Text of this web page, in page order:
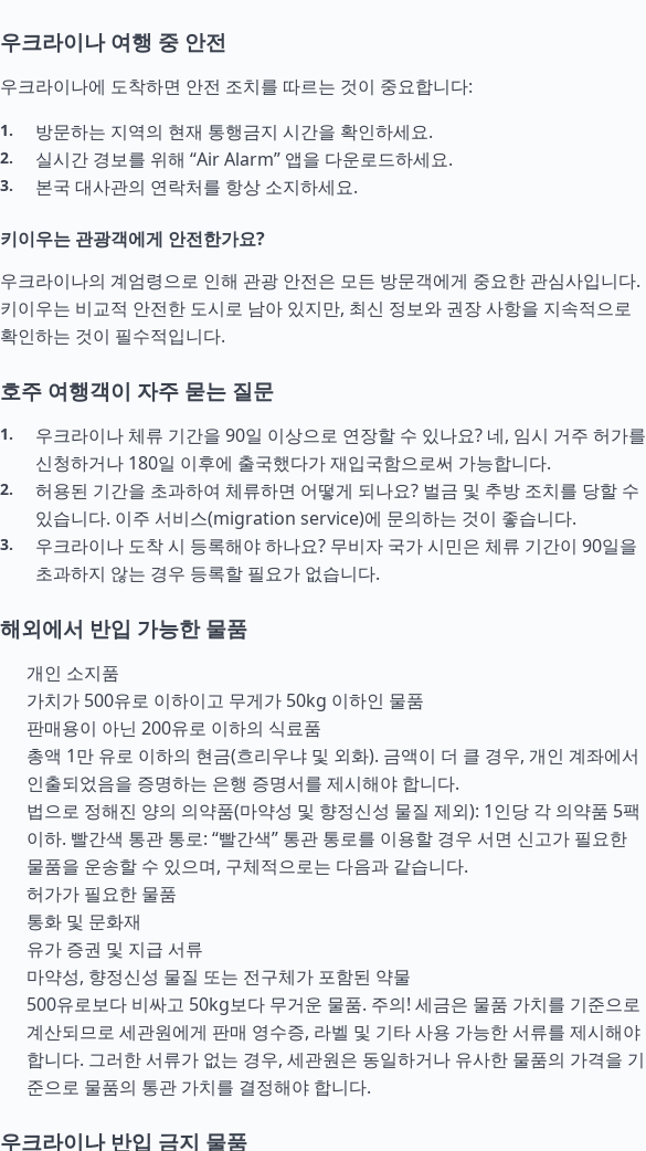
우크라이나 여행 중 안전
우크라이나에 도착하면 안전 조치를 따르는 것이 중요합니다:
방문하는 지역의 현재 통행금지 시간을 확인하세요.
실시간 경보를 위해 “Air Alarm” 앱을 다운로드하세요.
본국 대사관의 연락처를 항상 소지하세요.
키이우는 관광객에게 안전한가요?
우크라이나의 계엄령으로 인해 관광 안전은 모든 방문객에게 중요한 관심사입니다.
키이우는 비교적 안전한 도시로 남아 있지만, 최신 정보와 권장 사항을 지속적으로
확인하는 것이 필수적입니다.
호주 여행객이 자주 묻는 질문
우크라이나 체류 기간을 90일 이상으로 연장할 수 있나요? 네, 임시 거주 허가를
신청하거나 180일 이후에 출국했다가 재입국함으로써 가능합니다.
허용된 기간을 초과하여 체류하면 어떻게 되나요? 벌금 및 추방 조치를 당할 수
있습니다. 이주 서비스(migration service)에 문의하는 것이 좋습니다.
우크라이나 도착 시 등록해야 하나요? 무비자 국가 시민은 체류 기간이 90일을
초과하지 않는 경우 등록할 필요가 없습니다.
해외에서 반입 가능한 물품
개인 소지품
가치가 500유로 이하이고 무게가 50kg 이하인 물품
판매용이 아닌 200유로 이하의 식료품
총액 1만 유로 이하의 현금(흐리우냐 및 외화). 금액이 더 클 경우, 개인 계좌에서
인출되었음을 증명하는 은행 증명서를 제시해야 합니다.
법으로 정해진 양의 의약품(마약성 및 향정신성 물질 제외): 1인당 각 의약품 5팩
이하. 빨간색 통관 통로: “빨간색” 통관 통로를 이용할 경우 서면 신고가 필요한
물품을 운송할 수 있으며, 구체적으로는 다음과 같습니다.
허가가 필요한 물품
통화 및 문화재
유가 증권 및 지급 서류
마약성, 향정신성 물질 또는 전구체가 포함된 약물
500유로보다 비싸고 50kg보다 무거운 물품. 주의! 세금은 물품 가치를 기준으로
계산되므로 세관원에게 판매 영수증, 라벨 및 기타 사용 가능한 서류를 제시해야
합니다. 그러한 서류가 없는 경우, 세관원은 동일하거나 유사한 물품의 가격을 기
준으로 물품의 통관 가치를 결정해야 합니다.
우크라이나 반입 금지 물품